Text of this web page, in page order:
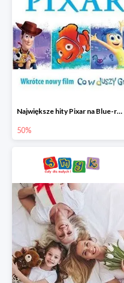
Największe hity Pixar na Blue-rey i DVD w Smyku - drugi film -50%
50%